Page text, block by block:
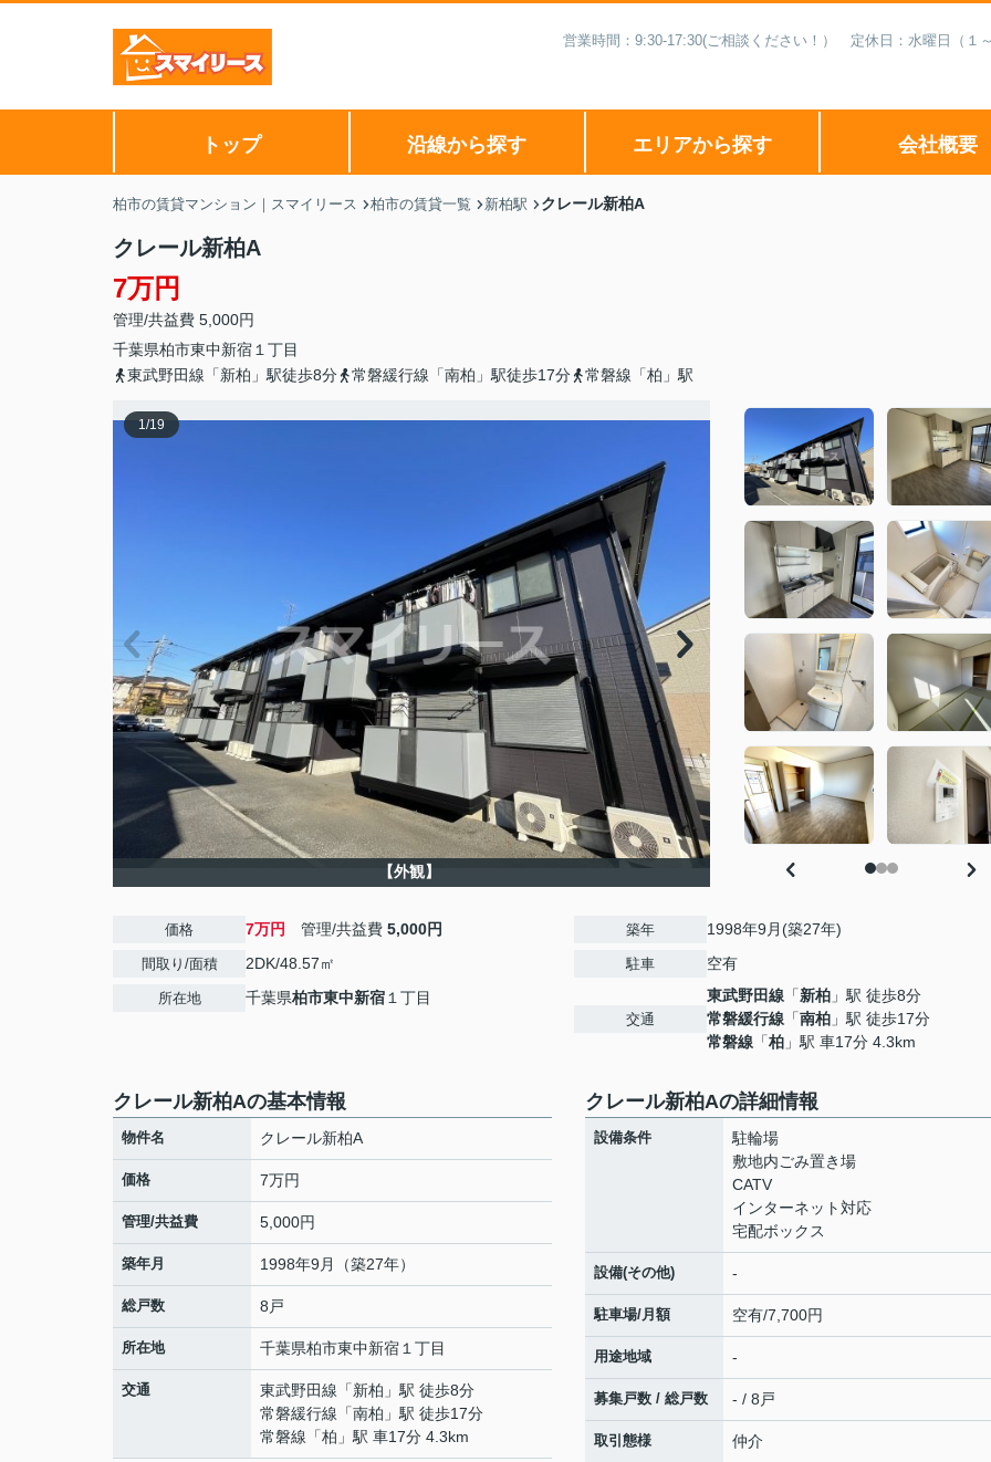
営業時間：9:30-17:30(ご相談ください！） 定休日：水曜日（１
トップ 沿線から探す エリアから探す 会社概要
柏市の賃貸マンション｜スマイリース 柏市の賃貸一覧 新柏駅 クレール新柏A
クレール新柏A
7万円
管理/共益費 5,000円
千葉県柏市東中新宿 １丁目
東武野田線「新柏」駅徒歩8分
常磐緩行線「南柏」駅徒歩17分 常磐線「柏」駅
1/19
【外観】
価格 7万円 管理/共益費 5,000円
間取り/面積 2DK/48.57㎡
所在地 千葉県柏市東中新宿 １丁目
築年 1998年9月(築27年)
駐車 空有
交通
東武野田線 「新柏 」駅 徒歩8分
常磐緩行線 「南柏 」駅 徒歩17分
常磐線 「柏 」駅 車17分 4.3km
クレール新柏Aの基本情報
物件名 クレール新柏A
価格 7万円
管理/共益費 5,000円
築年月 1998年9月（築27年）
総戸数 8戸
所在地 千葉県柏市東中新宿 １丁目
交通 東武野田線 「新柏 」駅 徒歩8分
常磐緩行線 「南柏 」駅 徒歩17分
常磐線 「柏 」駅 車17分 4.3km
クレール新柏Aの詳細情報
設備条件
駐輪場
敷地内ごみ置き場
CATV
インターネット対応
宅配ボックス
設備(その他) -
駐車場/月額 空有/7,700円
用途地域 -
募集戸数 / 総戸数 - / 8戸
取引態様 仲介